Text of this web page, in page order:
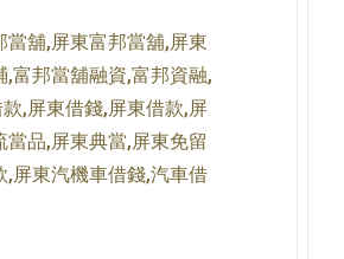
當舖,屏東富邦當舖,屏東
,富邦當舖融資,富邦資融,
,屏東借錢,屏東借款,屏
當品,屏東典當,屏東免留
,屏東汽機車借錢,汽車借